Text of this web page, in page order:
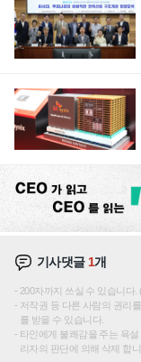
기사댓글1개
200자까지 쓰실 수 있습니다.
저작권 등 다른 사람의 권리
를 받을 수 있습니다.
타인에게 불쾌감을 주는 욕
리자의 판단에 의해 삭제 합니